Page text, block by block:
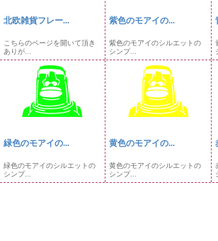
北欧雑貨フレー...
こちらのページを開いて頂き
ありが...
紫色のモアイの...
紫色のモアイのシルエットの
シンプ...
緑色のモアイの...
緑色のモアイのシルエットの
シンプ...
黄色のモアイの...
黄色のモアイのシルエットの
シンプ...